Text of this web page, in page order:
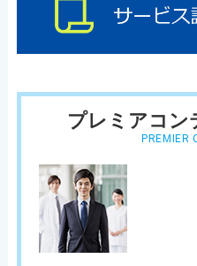
プレミアコン
PREMIER